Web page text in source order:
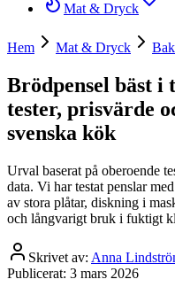
Mat & Dryck
Hem Mat & Dryck
Brödpensel bäst i
tester, prisvärde
svenska kök
Urval baserat på oberoende
data. Vi har testat penslar
av stora plåtar, diskning i
och långvarigt bruk i fuktigt
Skrivet av: Anna
Publicerat: 3 mars 2026